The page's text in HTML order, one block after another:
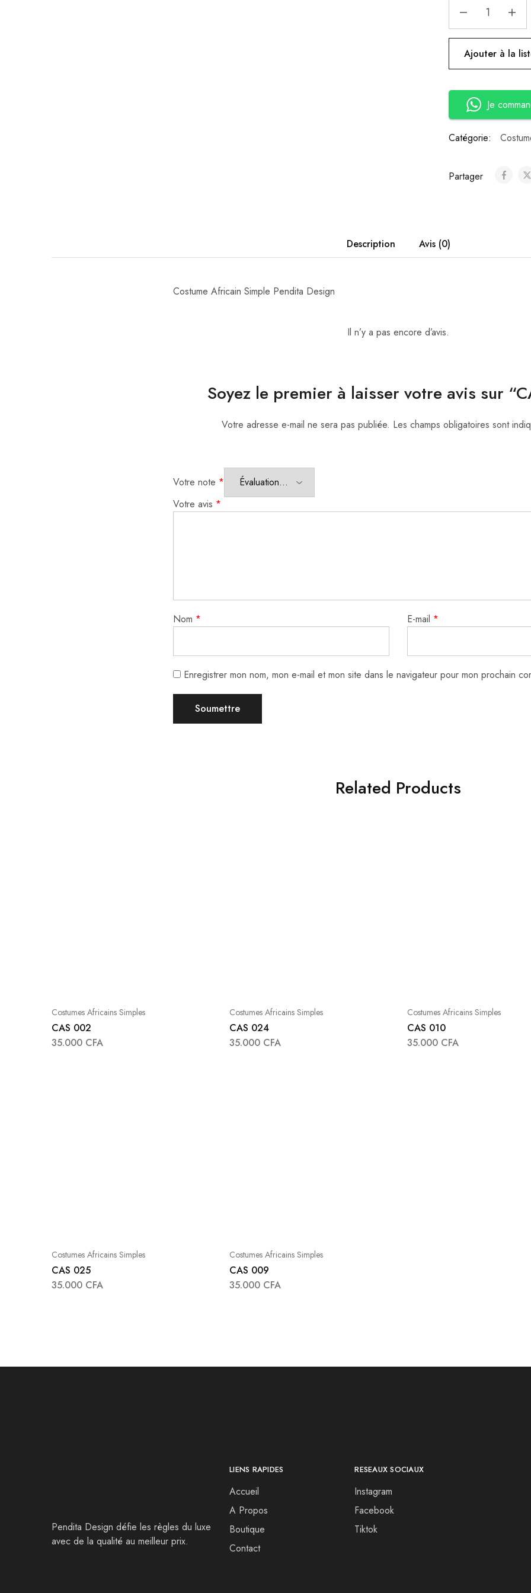
Ajouter à la
Je
Catégorie:
Partager
Description Avis (0)
Costume Africain Simple Pendita Design
Il n’y a pas encore d’avis.
Soyez le premier à laisser votre avis sur
Votre adresse e-mail ne sera pas publiée. Les champs obligatoires sont
Votre note *
Votre avis *
Nom * E-mail *
Enregistrer mon nom, mon e-mail et mon site dans le navigateur pour mon prochain
Related Products
Costumes Africains Simples
CAS 002
35.000 CFA
Costumes Africains Simples
CAS 024
35.000 CFA
Costumes Africains Simples
CAS 010
35.000 CFA
Costumes Africains Simples
CAS 025
35.000 CFA
Costumes Africains Simples
CAS 009
35.000 CFA
Pendita Design défie les règles du luxe
avec de la qualité au meilleur prix.
LIENS RAPIDES
Accueil
A Propos
Boutique
Contact
RESEAUX SOCIAUX
Instagram
Facebook
Tiktok